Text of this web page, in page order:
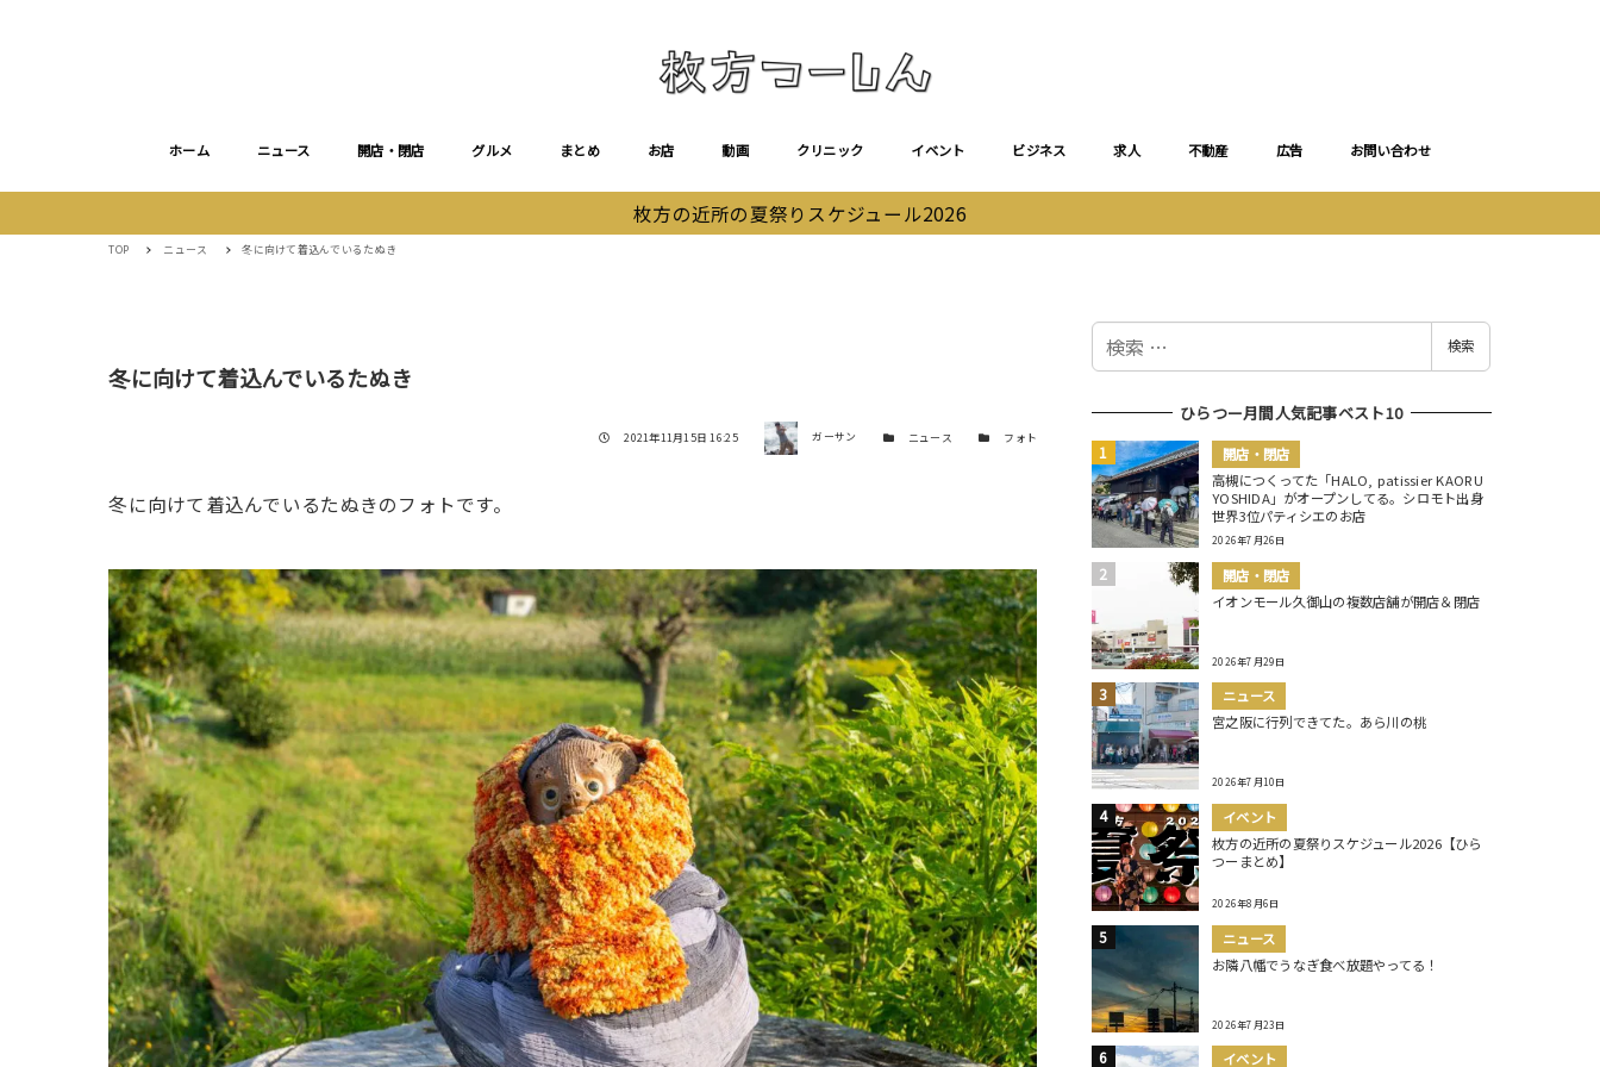
ホーム ニュース 開店・閉店 グルメ まとめ お店 動画 クリニック イベント ビジネス 求人 不動産 広告 お問い合わせ
枚方の近所の夏祭りスケジュール2026
TOP ニュース 冬に向けて着込んでいるたぬき
冬に向けて着込んでいるたぬき
投稿日
2021年11月15日 16:25 著者 ガーサン カテゴリー
ニュース カテゴリー
フォト
冬に向けて着込んでいるたぬきのフォトです。
検
検索
ひらつー月間人気記事ベスト10
開店・閉店
高槻につくってた「HALO, patissier KAORU
YOSHIDA」がオープンしてる。シロモト出身
世界3位パティシエのお店
2026年7月26日
開店・閉店
イオンモール久御山の複数店舗が開店＆閉店
2026年7月29日
ニュース
宮之阪に行列できてた。あら川の桃
2026年7月10日
イベント
枚方の近所の夏祭りスケジュール2026【ひら
つーまとめ】
2026年8月6日
ニュース
お隣八幡でうなぎ食べ放題やってる！
2026年7月23日
イベント